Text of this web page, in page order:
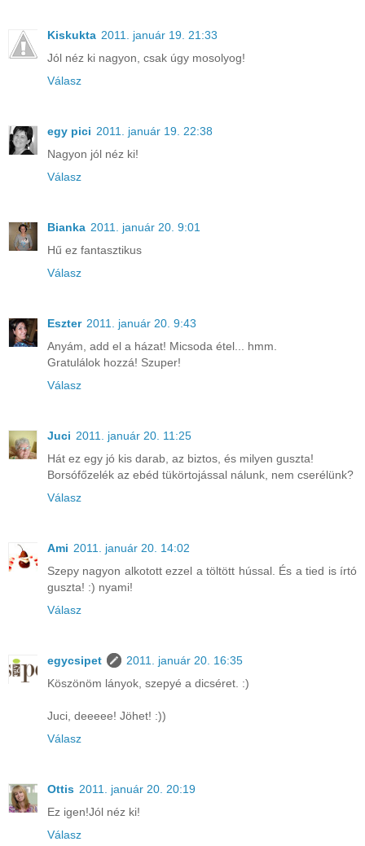
Kiskukta 2011. január 19. 21:33
Jól néz ki nagyon, csak úgy mosolyog!
Válasz
egy pici 2011. január 19. 22:38
Nagyon jól néz ki!
Válasz
Bianka 2011. január 20. 9:01
Hű ez fantasztikus
Válasz
Eszter 2011. január 20. 9:43
Anyám, add el a házat! Micsoda étel... hmm.
Gratulálok hozzá! Szuper!
Válasz
Juci 2011. január 20. 11:25
Hát ez egy jó kis darab, az biztos, és milyen guszta!
Borsófőzelék az ebéd tükörtojással nálunk, nem cserélünk?
Válasz
Ami 2011. január 20. 14:02
Szepy nagyon alkotott ezzel a töltött hússal. És a tied is írtó
guszta! :) nyami!
Válasz
egycsipet
2011. január 20. 16:35
Köszönöm lányok, szepyé a dicséret. :)
Juci, deeeee! Jöhet! :))
Válasz
Ottis 2011. január 20. 20:19
Ez igen!Jól néz ki!
Válasz